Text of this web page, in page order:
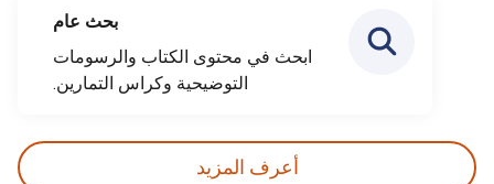
بحث عام
ابحث في محتوى الكتاب والرسومات
التوضيحية وكراس التمارين.
أعرف المزيد